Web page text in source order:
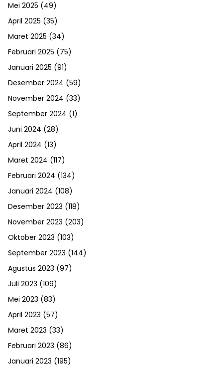
Mei 2025 (49)
April 2025 (35)
Maret 2025 (34)
Februari 2025 (75)
Januari 2025 (91)
Desember 2024 (59)
November 2024 (33)
September 2024 (1)
Juni 2024 (28)
April 2024 (13)
Maret 2024 (117)
Februari 2024 (134)
Januari 2024 (108)
Desember 2023 (118)
November 2023 (203)
Oktober 2023 (103)
September 2023 (144)
Agustus 2023 (97)
Juli 2023 (109)
Mei 2023 (83)
April 2023 (57)
Maret 2023 (33)
Februari 2023 (86)
Januari 2023 (195)